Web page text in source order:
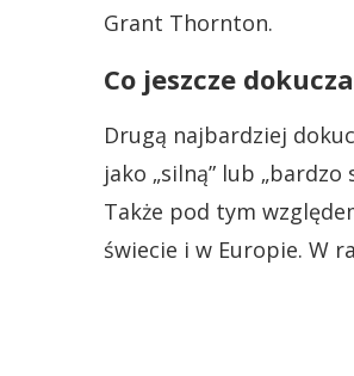
Grant Thornton.
Co jeszcze
Drugą najbardziej
jako „silną” lub
Także pod tym
świecie i w Europie. W